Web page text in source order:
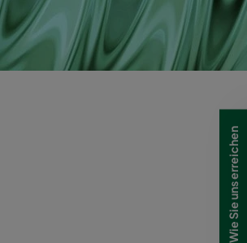
Wie Sie uns erreichen